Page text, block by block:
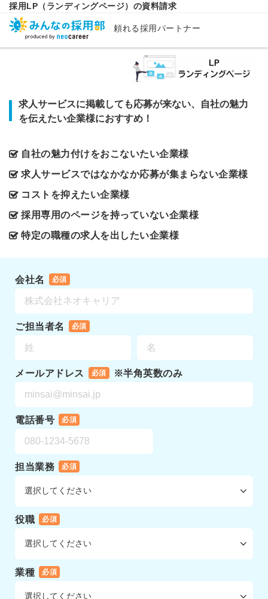
採用LP（ランディングページ）の資料請求
頼れる採用パートナー
求人サービスに掲載しても応募が来ない、自社の魅力
を伝えたい企業様におすすめ！
自社の魅力付けをおこないたい企業様
求人サービスではなかなか応募が集まらない企業様
コストを抑えたい企業様
採用専用のページを持っていない企業様
特定の職種の求人を出したい企業様
会社名 必須
ご担当者名 必須
メールアドレス 必須 ※半角英数のみ
電話番号 必須
担当業務 必須
役職 必須
業種 必須